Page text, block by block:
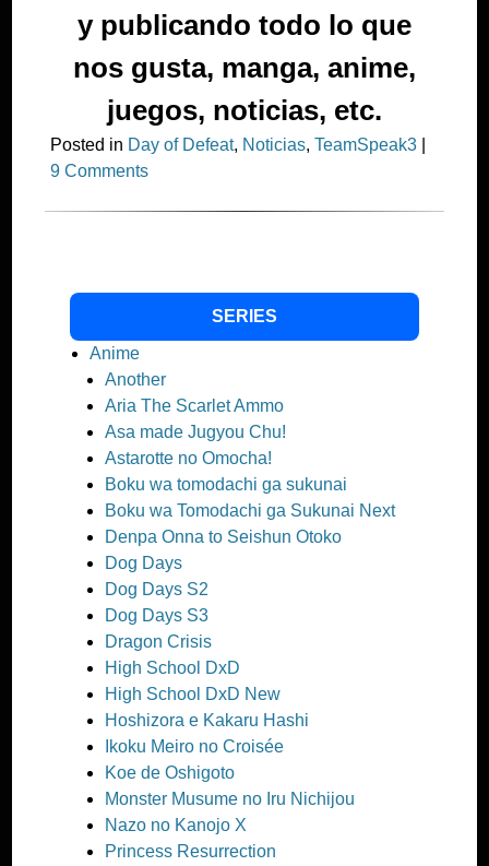
y publicando todo lo que
nos gusta, manga, anime,
juegos, noticias, etc.
Posted in Day of Defeat, Noticias,TeamSpeak3
9 Comments
SERIES
Anime
Another
Aria The Scarlet Ammo
Asa made Jugyou Chu!
Astarotte no Omocha!
Boku wa tomodachi ga sukunai
Boku wa Tomodachi ga Sukunai Next
Denpa Onna to Seishun Otoko
Dog Days
Dog Days S2
Dog Days S3
Dragon Crisis
High School DxD
High School DxD New
Hoshizora e Kakaru Hashi
Ikoku Meiro no Croisée
Koe de Oshigoto
Monster Musume no Iru Nichijou
Nazo no Kanojo X
Princess Resurrection